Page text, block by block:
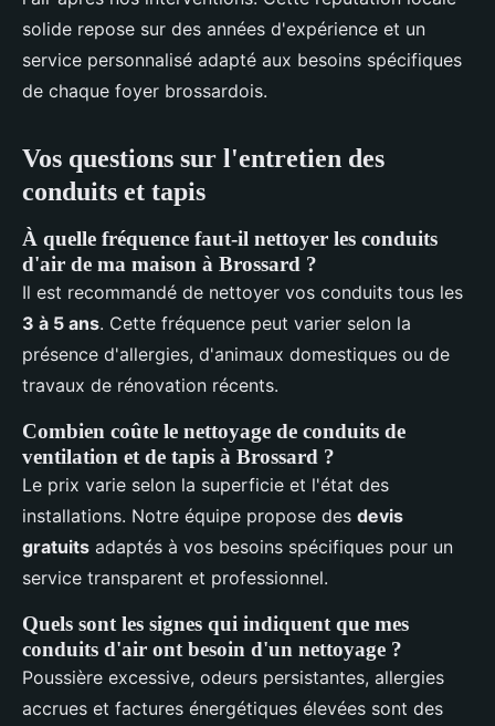
solide repose sur des années d'expérience et un
service personnalisé adapté aux besoins spécifiques
de chaque foyer brossardois.
Vos questions sur l'entretien des
conduits et tapis
À quelle fréquence faut-il nettoyer les conduits
d'air de ma maison à Brossard ?
Il est recommandé de nettoyer vos conduits tous les
3 à 5 ans. Cette fréquence peut varier selon la
présence d'allergies, d'animaux domestiques ou de
travaux de rénovation récents.
Combien coûte le nettoyage de conduits de
ventilation et de tapis à Brossard ?
Le prix varie selon la superficie et l'état des
installations. Notre équipe propose des devis
gratuits adaptés à vos besoins spécifiques pour un
service transparent et professionnel.
Quels sont les signes qui indiquent que mes
conduits d'air ont besoin d'un nettoyage ?
Poussière excessive, odeurs persistantes, allergies
accrues et factures énergétiques élevées sont des